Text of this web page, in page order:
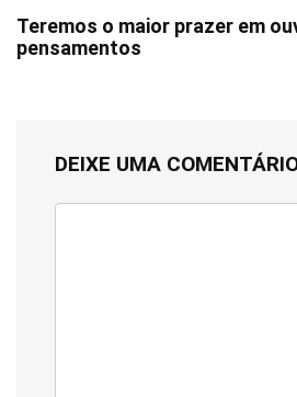
Teremos o maior prazer em
pensamentos
DEIXE UMA